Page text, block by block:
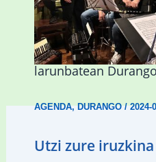
Herri Maite akordeoi
Irlandako patroia
larunbatean
AGENDA,DURANGO/2024-
Utzi zure iruzkina